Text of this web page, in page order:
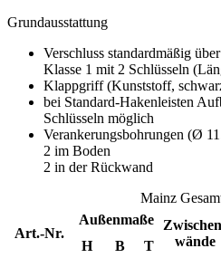
Grundausstattung
Verschluss standardmäßig
Klasse 1 mit 2 Schlüsseln
Klappgriff (Kunststoff,
bei Standard-Hakenleisten
Schlüsseln möglich
Verankerungsbohrungen (Ø
2 im Boden
2 in der Rückwand
Mainz
Art.-Nr.
Außenmaße
wände
H
B
T